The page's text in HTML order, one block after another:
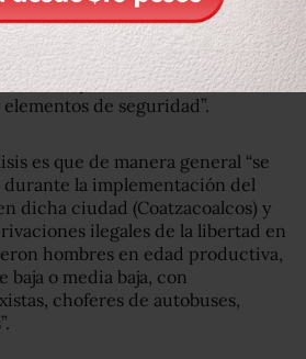
de este análisis, por ejemplo, es
documentados las personas
“fueron vistas por última vez en
o en un punto cercano al mismo,
de seguridad”.
es que de manera general “se
la implementación del
dicha ciudad (Coatzacoalcos) y
ilegales de la libertad en
hombres en edad productiva,
baja o media baja, con
choferes de autobuses,